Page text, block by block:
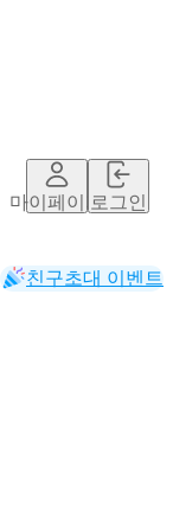
마이페이지로그인
친구초대 이벤트